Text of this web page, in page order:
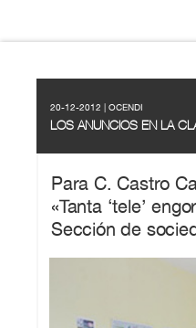
20-12-2012 | OCENDI
LOS ANUNCIOS EN LA
Para C. Castro
«Tanta ‘tele’
Sección de